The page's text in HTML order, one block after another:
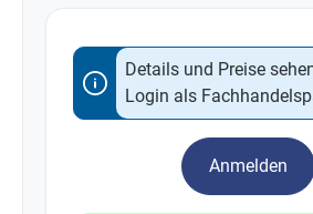
Details und Preise
Login als
Anmelden